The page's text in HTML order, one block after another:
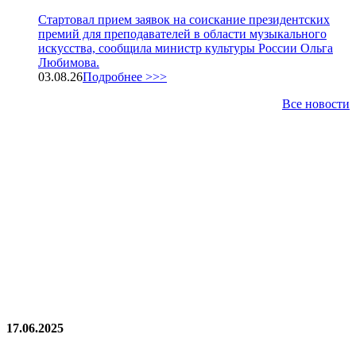
Стартовал прием заявок на соискание президентских
премий для преподавателей в области музыкального
искусства, сообщила министр культуры России Ольга
Любимова.
03.08.26Подробнее >>>
Все новости
17.06.2025